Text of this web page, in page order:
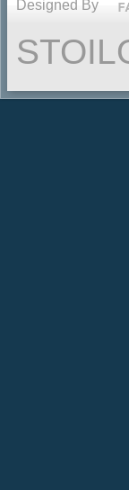
Designed By